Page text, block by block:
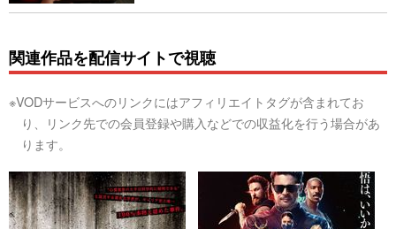
関連作品を配信サイトで視聴
※VODサービスへのリンクにはアフィリエイトタグが含まれてお
り、リンク先での会員登録や購入などでの収益化を行う場合があ
ります。